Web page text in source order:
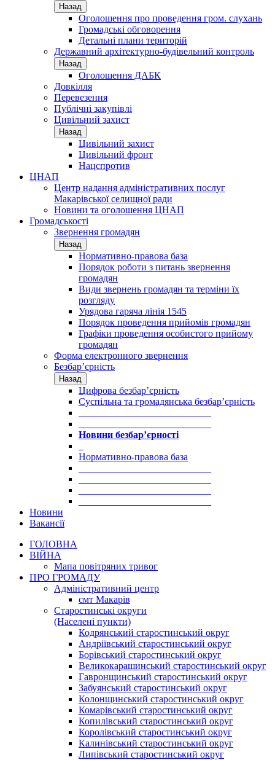
Назад
Оголошення про проведення гром. слухань
Громадські обговорення
Детальні плани територій
Державний архітектурно-будівельний контроль
Назад
Оголошення ДАБК
Довкілля
Перевезення
Публічні закупівлі
Цивільний захист
Назад
Цивільний захист
Цивільний фронт
Нацспротив
ЦНАП
Центр надання адміністративних послуг
Макарівської селищної ради
Новини та оголошення ЦНАП
Громадськості
Звернення громадян
Назад
Нормативно-правова база
Порядок роботи з питань звернення
громадян
Види звернень громадян та терміни їх
розгляду
Урядова гаряча лінія 1545
Порядок проведення прийомів громадян
Графіки проведення особистого прийому
громадян
Форма електронного звернення
Безбар’єрність
Назад
Цифрова безбар’єрність
Суспільна та громадянська безбар’єрність
Новини безбар’єрності
Нормативно-правова база
Новини
Вакансії
ГОЛОВНА
ВІЙНА
Мапа повітряних тривог
ПРО ГРОМАДУ
Aдміністративний центр
смт Макарів
Старостинські округи
(Населені пункти)
Кодрянський старостинський округ
Андріївський старостинський округ
Борівський старостинський округ
Великокарашинський старостинський округ
Гавронщинський старостинський округ
Забуянський старостинський округ
Колонщинський старостинський округ
Комарівський старостинський округ
Копилівський старостинський округ
Королівський старостинський округ
Калинівський старостинський округ
Липівський старостинський округ